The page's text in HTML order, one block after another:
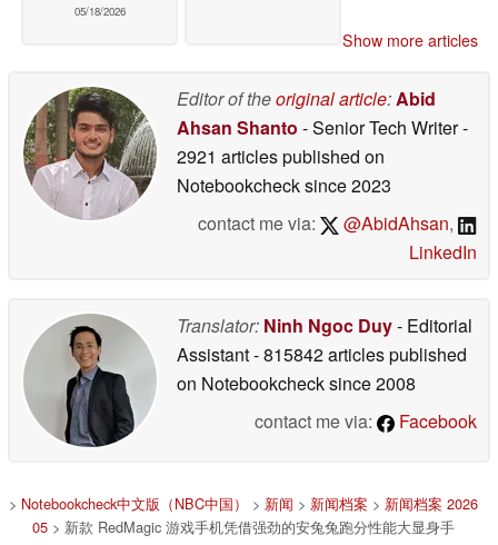
05/18/2026
Show more articles
Editor of theoriginal article:Abid
Ahsan Shanto - Senior Tech Writer-
2921 articles published on
Notebookchecksince 2023
contact me via:
@AbidAhsan,
LinkedIn
Translator: Ninh Ngoc Duy- Editorial
Assistant- 815842 articles published
on Notebookchecksince 2008
contact me via:
Facebook
> Notebookcheck中文版（NBC中国） > 新闻 > 新闻档案 > 新闻档案 2026
05 > 新款 RedMagic 游戏手机凭借强劲的安兔兔跑分性能大显身手